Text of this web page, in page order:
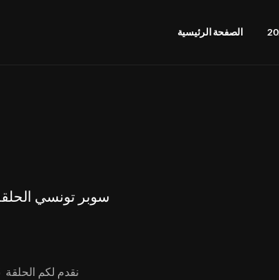
الصفحة الرئيسية